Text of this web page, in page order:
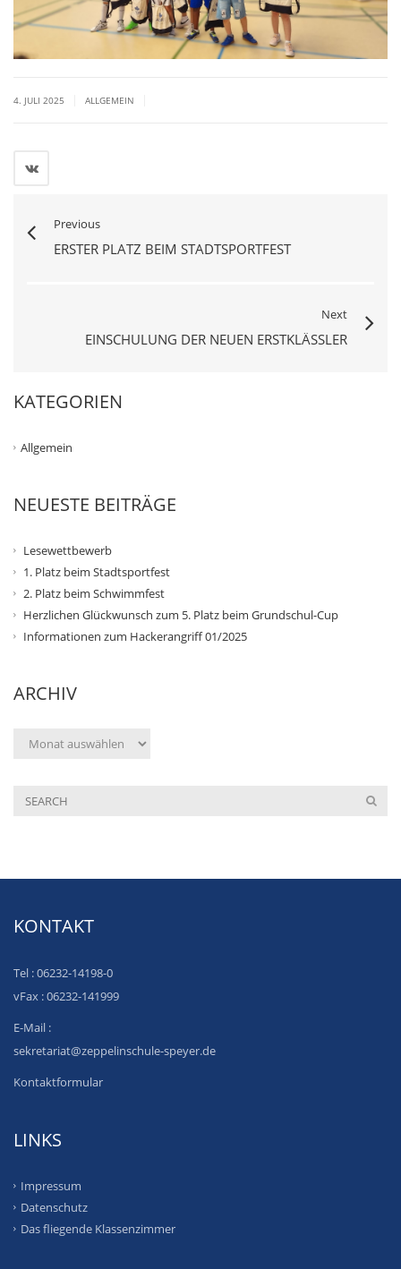
4. JULI 2025 ALLGEMEIN
Previous
ERSTER PLATZ BEIM STADTSPORTFEST
Next
EINSCHULUNG DER NEUEN ERSTKLÄSSLER
KATEGORIEN
Allgemein
NEUESTE BEITRÄGE
Lesewettbewerb
1. Platz beim Stadtsportfest
2. Platz beim Schwimmfest
Herzlichen Glückwunsch zum 5. Platz beim Grundschul-Cup
Informationen zum Hackerangriff 01/2025
ARCHIV
Archiv
KONTAKT
Tel : 06232-14198-0
vFax : 06232-141999
E-Mail :
sekretariat@zeppelinschule-speyer.de
Kontaktformular
LINKS
Impressum
Datenschutz
Das fliegende Klassenzimmer